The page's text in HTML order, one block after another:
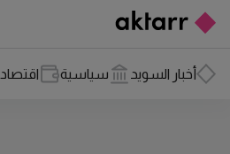
أخبار السويد سياسية اقتصاد